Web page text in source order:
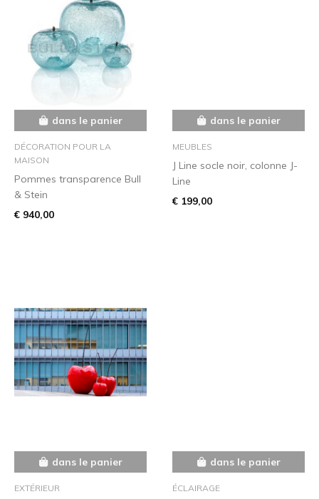
dans le panier
DÉCORATION POUR LA
MAISON
Pommes transparence Bull
& Stein
€ 940,00
dans le panier
MEUBLES
J Line socle noir, colonne J-
Line
€ 199,00
dans le panier
EXTÉRIEUR
dans le panier
ÉCLAIRAGE